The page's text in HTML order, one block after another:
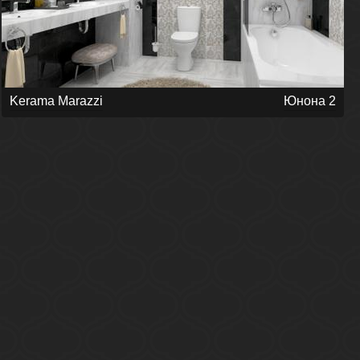
Kerama Marazzi Юнона 2